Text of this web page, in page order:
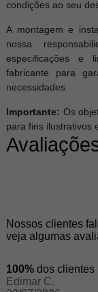
condições ao seu
A montagem e
nossa
especificações e
fabricante para
necessidades.
Importante: Os
para fins ilustrativos
Nossos clientes
veja algumas
100% dos clientes
Edimar C.